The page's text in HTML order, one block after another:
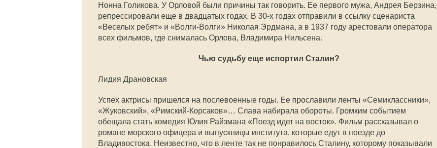
Нонна Голикова. У Орловой были причины так говорить. Ее первого мужа, Андрея Берзина,
репрессировали еще в двадцатых годах. В 30-х годах отправили в ссылку сценариста
«Веселых ребят» и «Волги-Волги» Николая Эрдмана, а в 1937 году арестовали оператора
всех фильмов, где снималась Орлова, Владимира Нильсена.
Чью судьбу еще испортил Сталин?
Лидия Драновская
Успех актрисы пришелся на послевоенные годы. Ее прославили ленты «Семиклассники»,
«Жуковский», «Римский-Корсаков»… Слава набирала обороты. Громким событием
обещала стать комедия Юлия Райзмана «Поезд идет на восток». Фильм рассказывал о
романе морского офицера и выпускницы института, которые едут в поезде до
Владивостока. Неизвестно, что в ленте так не понравилось Сталину, которому показывали